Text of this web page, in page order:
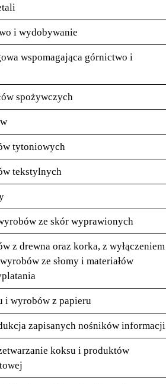
i wydobywanie
wspomagająca górnictwo i
spożywczych
tytoniowych
tekstylnych
ze skór wyprawionych
z drewna oraz korka, z wyłączeniem
ze słomy i materiałów
i wyrobów z papieru
zapisanych nośników informacji
koksu i produktów